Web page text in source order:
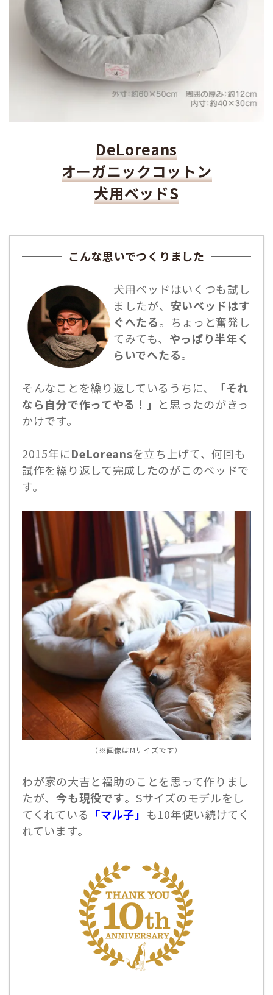
DeLoreans
オーガニックコットン
犬用ベッドS
こんな思いでつくりました
犬用ベッドはいくつも試し
ましたが、 安いベッドはす
ぐへたる。ちょっと奮発し
てみても、 やっぱり半年く
らいでへたる。
そんなことを繰り返しているうちに、
「それ
なら自分で作ってやる！」 と思ったのがきっ
かけです。
2015年にDeLoreansを立ち上げて、何回も
試作を繰り返して完成したのがこのベッドで
す。
（※画像はMサイズです）
わが家の大吉と福助のことを思って作りまし
たが、今も現役です。Sサイズのモデルをし
てくれている 「マル子」 も10年使い続けてく
れています。